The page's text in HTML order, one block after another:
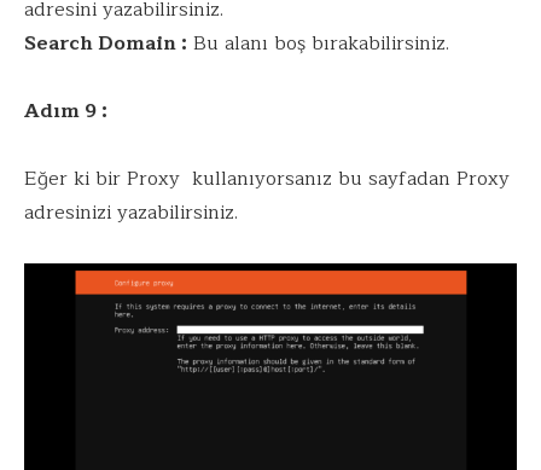
adresini yazabilirsiniz.
Search Domain : Bu alanı boş bırakabilirsiniz.
Adım 9 :
Eğer ki bir Proxy kullanıyorsanız bu sayfadan Proxy
adresinizi yazabilirsiniz.